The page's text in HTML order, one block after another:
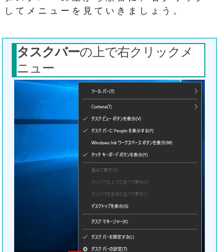
してメニューを見ていきましょう。
タスクバーの上で右クリックメ
ニュー